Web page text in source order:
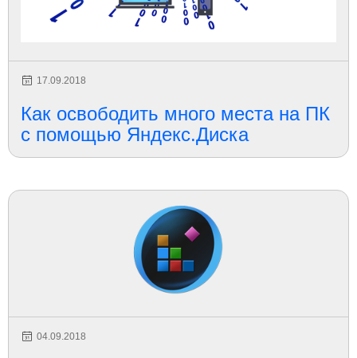
17.09.2018
Как освободить много места на ПК
с помощью Яндекс.Диска
04.09.2018